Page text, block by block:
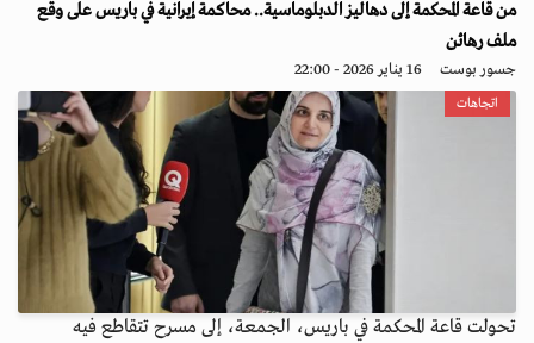
من قاعة المحكمة إلى دهاليز الدبلوماسية.. محاكمة إيرانية في باريس على وقع
ملف رهائن
جسور بوست 16 يناير 2026 - 22:00
اتجاهات
تحولت قاعة المحكمة في باريس، الجمعة، إلى مسرح تتقاطع فيه